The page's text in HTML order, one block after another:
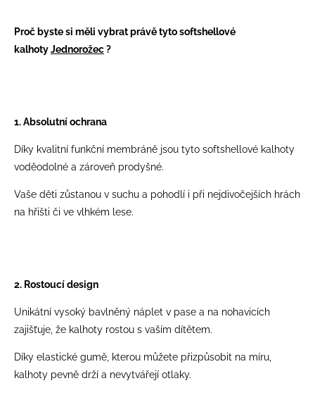
Proč byste si měli vybrat právě tyto softshellové
kalhotyJednorožec?
1. Absolutní ochrana
Díky kvalitní funkční membráně jsou tyto softshellové kalhoty
voděodolné a zároveň prodyšné.
Vaše děti zůstanou v suchu a pohodlí i při nejdivočejších hrách
na hřišti či ve vlhkém lese.
2. Rostoucí design
Unikátní vysoký bavlněný náplet v pase a na nohavicích
zajišťuje, že kalhoty rostou s vaším dítětem.
Díky elastické gumě, kterou můžete přizpůsobit na míru,
kalhoty pevně drží a nevytvářejí otlaky.